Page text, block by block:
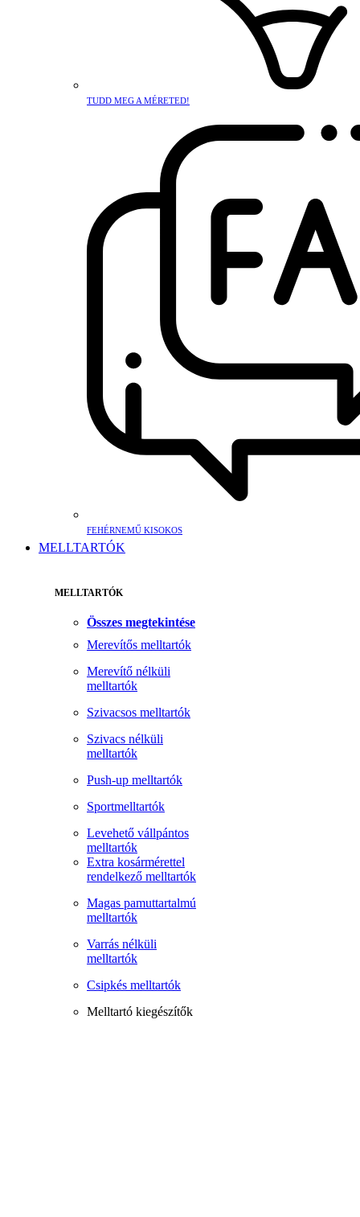
TUDD MEG A MÉRETED!
FEHÉRNEMŰ KISOKOS
MELLTARTÓK
MELLTARTÓK
Összes megtekintése
Merevítős melltartók
Merevítő nélküli
melltartók
Szivacsos melltartók
Szivacs nélküli
melltartók
Push-up melltartók
Sportmelltartók
Levehető vállpántos
melltartók
Extra kosármérettel
rendelkező melltartók
Magas pamuttartalmú
melltartók
Varrás nélküli
melltartók
Csipkés melltartók
Melltartó kiegészítők